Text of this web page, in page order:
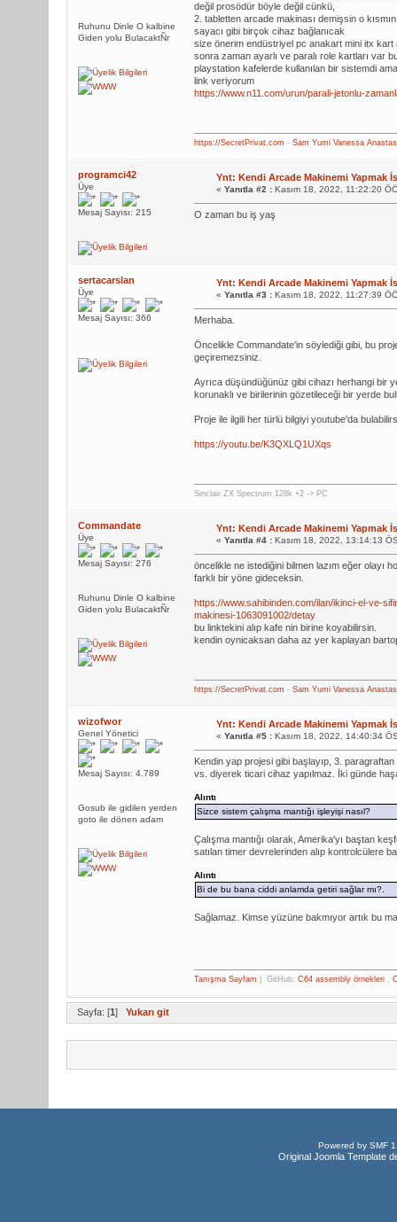
Ruhunu Dinle O kalbine
Giden yolu BulacaktÑr
değil prosödür böyle değil cünkü,
2. tabletten arcade makinası demişsin o
sayacı gibi birçok cihaz bağlanıcak
size önerim endüstriyel pc anakart mini itx kart
sonra zaman ayarlı ve paralı role kartları var
playstation kafelerde kullanılan bir sistemdi
link veriyorum
https://www.n11.com/urun/parali-jetonlu-
https://SecretPrivat.com - Sam Yumi Vanessa
programci42
Üye
Mesaj Sayısı: 215
Ynt: Kendi Arcade Makinemi Yapmak
« Yanıtla #2 :Kasım 18, 2022, 11:22:20
O zaman bu iş yaş
sertacarslan
Üye
Mesaj Sayısı: 366
Ynt: Kendi Arcade Makinemi Yapmak
« Yanıtla #3 :Kasım 18, 2022, 11:27:39
Merhaba.
Öncelikle Commandate'in söylediği gibi, bu
geçiremezsiniz.
Ayrıca düşündüğünüz gibi cihazı herhangi bir
korunaklı ve birilerinin gözetileceği bir yerde
Proje ile ilgili her türlü bilgiyi youtube'da
https://youtu.be/K3QXLQ1UXqs
Sinclair ZX Spectrum 128k +2 -> PC
Commandate
Üye
Mesaj Sayısı: 276
Ruhunu Dinle O kalbine
Giden yolu BulacaktÑr
Ynt: Kendi Arcade Makinemi Yapmak
« Yanıtla #4 :Kasım 18, 2022, 13:14:13
öncelikle ne istediğini bilmen lazım eğer olayı
farklı bir yöne gideceksin.
https://www.sahibinden.com/ilan/ikinci-el-ve-
makinesi-1063091002/detay
bu linktekini alıp kafe nin birine koyabilirsin.
kendin oynicaksan daha az yer kaplayan
https://SecretPrivat.com - Sam Yumi Vanessa
wizofwor
Genel Yönetici
Mesaj Sayısı: 4.789
Gosub ile gidilen yerden
goto ile dönen adam
Ynt: Kendi Arcade Makinemi Yapmak
« Yanıtla #5 :Kasım 18, 2022, 14:40:34
Kendin yap projesi gibi başlayıp, 3.
vs. diyerek ticari cihaz yapılmaz. İki günde
Alıntı
Sizce sistem çalışma mantığı işleyişi nasıl?
Çalışma mantığı olarak, Amerika'yı baştan
satılan timer devrelerinden alıp kontrolcülere
Alıntı
Bi de bu bana ciddi anlamda getiri sağlar mı?.
Sağlamaz. Kimse yüzüne bakmıyor artık bu
Tanışma Sayfam | GitHub: C64 assembly örnekleri,
Sayfa: [1] Yukarı git
Powered by SMF
Original Joomla Template